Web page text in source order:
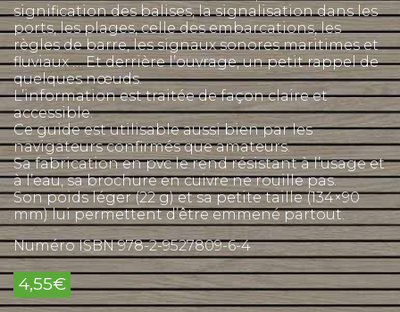
signification des balises, la signalisation dans les
ports, les plages, celle des embarcations, les
règles de barre, les signaux sonores maritimes et
fluviaux … Et derrière l’ouvrage, un petit rappel de
quelques nœuds.
L’information est traitée de façon claire et
accessible.
Ce guide est utilisable aussi bien par les
navigateurs confirmés que amateurs.
Sa fabrication en pvc le rend résistant à l’usage et
à l’eau, sa brochure en cuivre ne rouille pas.
Son poids léger (22 g) et sa petite taille (134×90
mm) lui permettent d’être emmené partout.
Numéro ISBN 978-2-9527809-6-4
4,55€